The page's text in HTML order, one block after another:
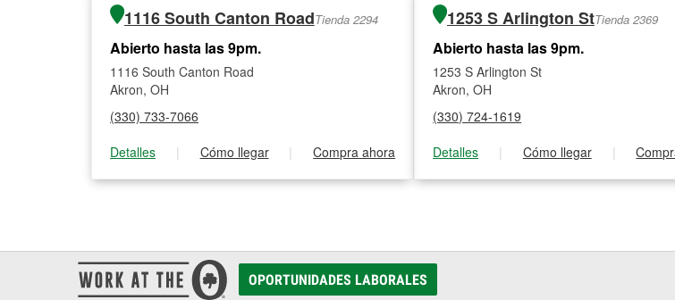
1116 South Canton RoadTienda 2294
Abierto hasta las 9pm.
1116 South Canton Road
Akron, OH
(330) 733-7066
Detalles
| Cómo llegar | Compra ahora
1253 S Arlington StTienda 2369
Abierto hasta las 9pm.
1253 S Arlington St
Akron, OH
(330) 724-1619
Detalles
| Cómo llegar |
OPORTUNIDADES LABORALES